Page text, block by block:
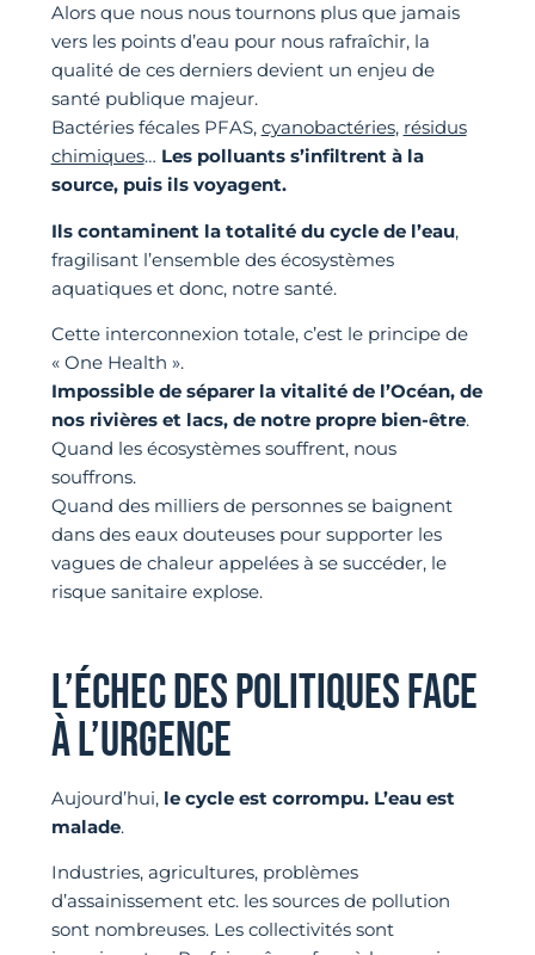
Alors que nous nous tournons plus que jamais
vers les points d’eau pour nous rafraîchir, la
qualité de ces derniers devient un enjeu de
santé publique majeur.
Bactéries fécales PFAS, cyanobactéries, résidus
chimiques… Les polluants s’infiltrent à la
source, puis ils voyagent.
Ils contaminent la totalité du cycle de l’eau,
fragilisant l’ensemble des écosystèmes
aquatiques et donc, notre santé.
Cette interconnexion totale, c’est le principe de
« One Health ».
Impossible de séparer la vitalité de l’Océan, de
nos rivières et lacs, de notre propre bien-être.
Quand les écosystèmes souffrent, nous
souffrons.
Quand des milliers de personnes se baignent
dans des eaux douteuses pour supporter les
vagues de chaleur appelées à se succéder, le
risque sanitaire explose.
L’ÉCHEC DES POLITIQUES FACE
À L’URGENCE
Aujourd’hui, le cycle est corrompu. L’eau est
malade.
Industries, agricultures, problèmes
d’assainissement etc. les sources de pollution
sont nombreuses. Les collectivités sont